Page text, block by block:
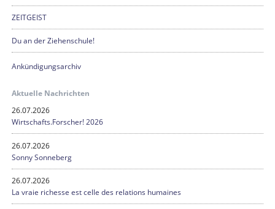
ZEITGEIST
Du an der Ziehenschule!
Ankündigungsarchiv
Aktuelle Nachrichten
26.07.2026
Wirtschafts.Forscher! 2026
26.07.2026
Sonny Sonneberg
26.07.2026
La vraie richesse est celle des relations humaines